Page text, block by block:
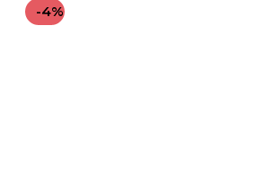
-4%